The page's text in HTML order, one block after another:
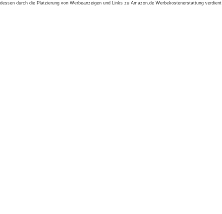
dessen durch die Platzierung von Werbeanzeigen und Links zu Amazon.de Werbekostenerstattung